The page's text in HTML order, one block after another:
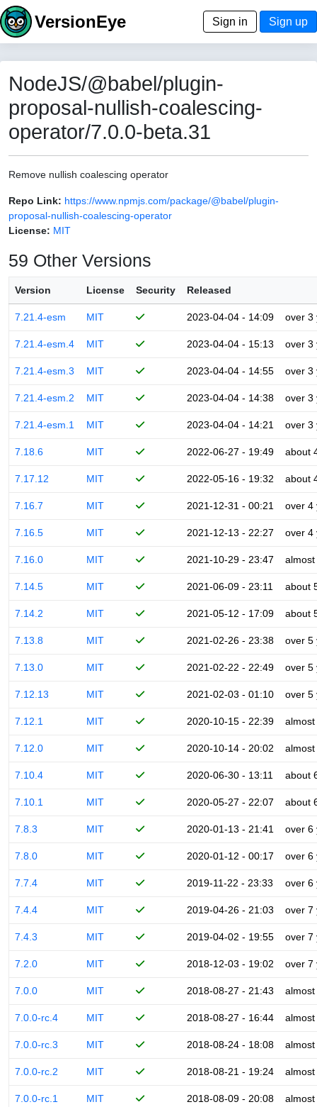
VersionEye Sign in Sign up
NodeJS/@babel/plugin-
proposal-nullish-coalescing-
operator/7.0.0-beta.31
Remove nullish coalescing operator
Repo Link: https://www.npmjs.com/package/@babel/plugin-
proposal-nullish-coalescing-operator
License: MIT
59 Other Versions
Version License Security Released
7.21.4-esm MIT 2023-04-04 - 14:09 over 3
7.21.4-esm.4 MIT 2023-04-04 - 15:13 over 3
7.21.4-esm.3 MIT 2023-04-04 - 14:55 over 3
7.21.4-esm.2 MIT 2023-04-04 - 14:38 over 3
7.21.4-esm.1 MIT 2023-04-04 - 14:21 over 3
7.18.6 MIT 2022-06-27 - 19:49 about
7.17.12 MIT 2022-05-16 - 19:32 about
7.16.7 MIT 2021-12-31 - 00:21 over 4
7.16.5 MIT 2021-12-13 - 22:27 over 4
7.16.0 MIT 2021-10-29 - 23:47
7.14.5 MIT 2021-06-09 - 23:11 about
7.14.2 MIT 2021-05-12 - 17:09 about
7.13.8 MIT 2021-02-26 - 23:38 over 5
7.13.0 MIT 2021-02-22 - 22:49 over 5
7.12.13 MIT 2021-02-03 - 01:10 over 5
7.12.1 MIT 2020-10-15 - 22:39
7.12.0 MIT 2020-10-14 - 20:02
7.10.4 MIT 2020-06-30 - 13:11 about
7.10.1 MIT 2020-05-27 - 22:07 about
7.8.3 MIT 2020-01-13 - 21:41 over 6
7.8.0 MIT 2020-01-12 - 00:17 over 6
7.7.4 MIT 2019-11-22 - 23:33 over 6
7.4.4 MIT 2019-04-26 - 21:03 over 7
7.4.3 MIT 2019-04-02 - 19:55 over 7
7.2.0 MIT 2018-12-03 - 19:02 over 7
7.0.0 MIT 2018-08-27 - 21:43
7.0.0-rc.4 MIT 2018-08-27 - 16:44
7.0.0-rc.3 MIT 2018-08-24 - 18:08
7.0.0-rc.2 MIT 2018-08-21 - 19:24
7.0.0-rc.1 MIT 2018-08-09 - 20:08